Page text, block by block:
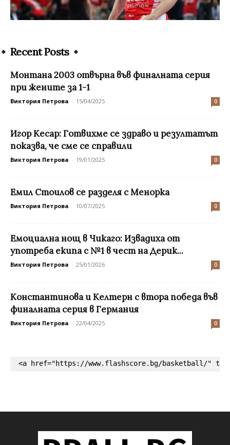
Recent Posts
Монтана 2003 отвърна във финалната серия
при жените за 1-1
Виктория Петрова - 15/04/2025 0
Игор Кесар: Готвихме се здраво и резултатът
показва, че сме се справили
Виктория Петрова - 19/01/2025 0
Емил Стоилов се разделя с Менорка
Виктория Петрова - 10/07/2025 0
Емоциална нощ в Чикаго: Извадиха от
употреба екипа с №1 в чест на Дерик...
Виктория Петрова - 25/01/2026 0
Константинова и Келтерн с втора победа във
финалната серия в Германия
Виктория Петрова - 22/04/2025 0
<a href="https://www.flashscore.bg/basketball/"